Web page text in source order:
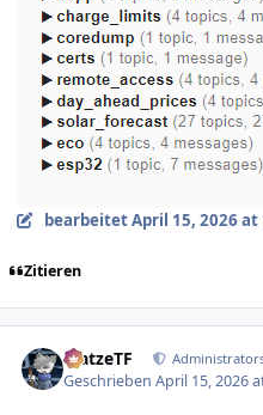
bearbeitetApril 15, 2026 at
Zitieren
MatzeTF
GeschriebenApril 15, 2026